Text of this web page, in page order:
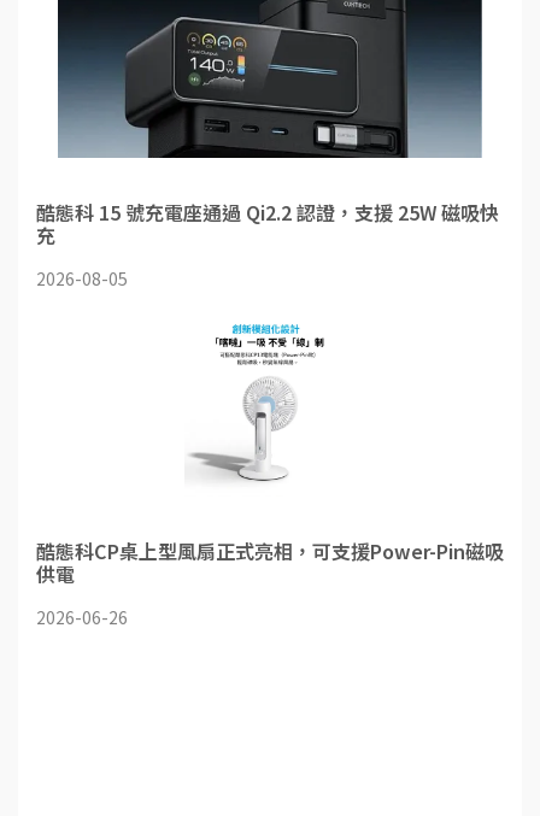
酷態科 15 號充電座通過 Qi2.2 認證，支援 25W 磁吸快
充
2026-08-05
酷態科CP桌上型風扇正式亮相，可支援Power-Pin磁吸
供電
2026-06-26